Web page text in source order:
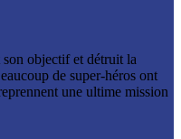
objectif et détruit la
de super-héros ont
une ultime mission